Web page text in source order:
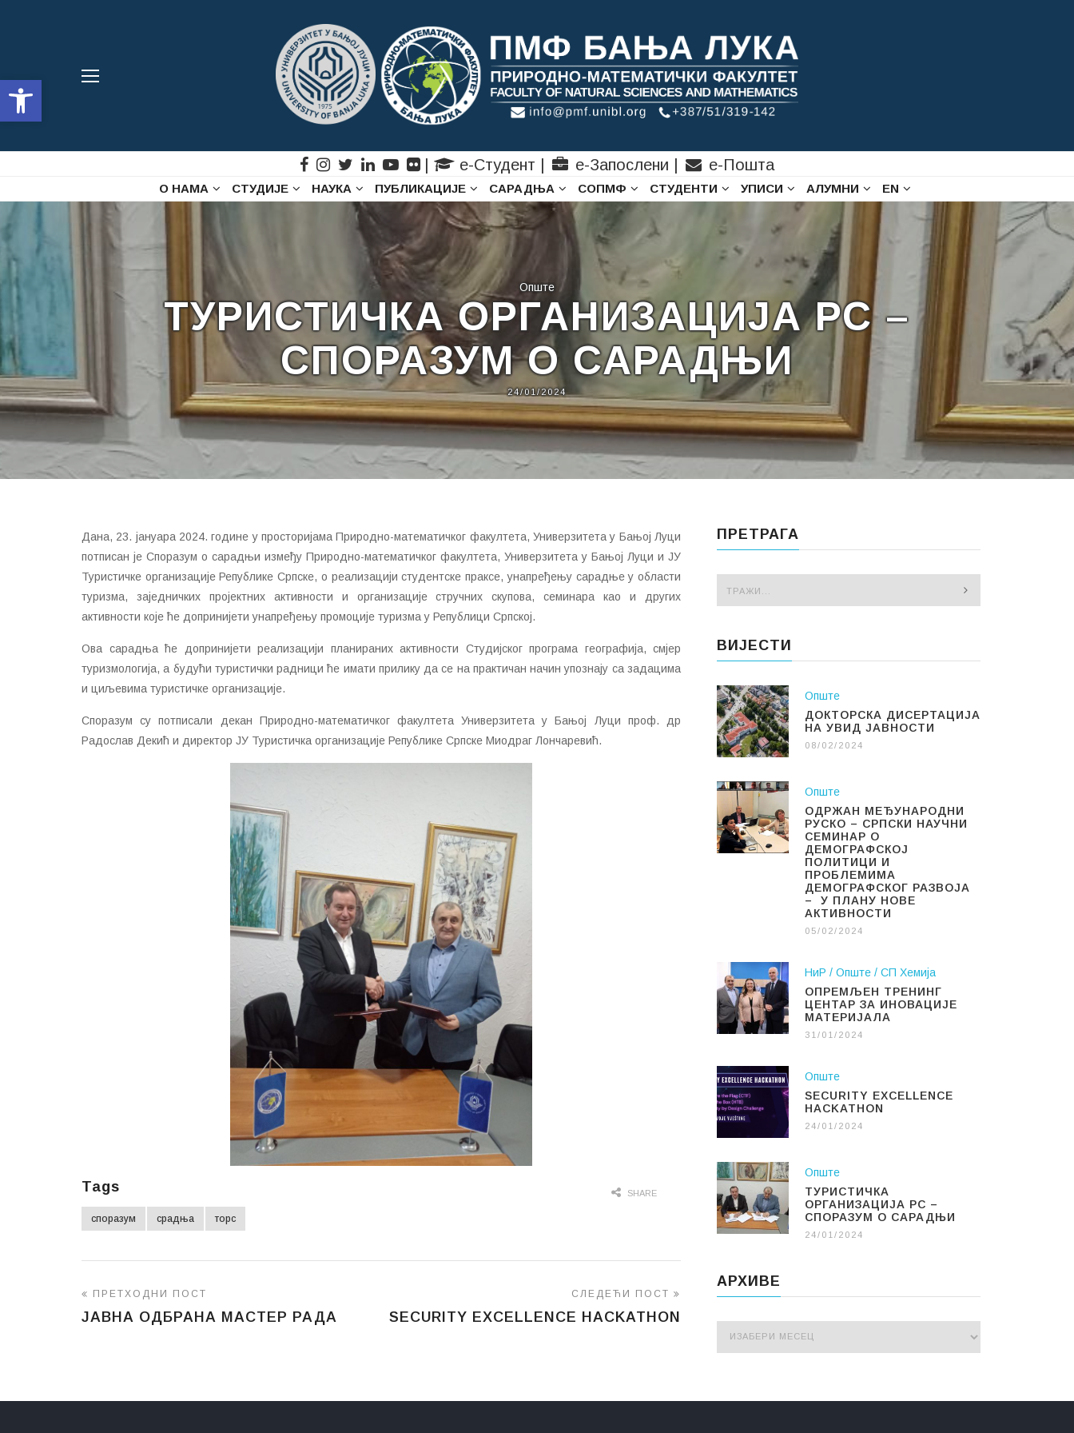
Open toolbar
| е-Студент е-Запослени е-Пошта
О НАМА СТУДИЈЕ НАУКА ПУБЛИКАЦИЈЕ САРАДЊА СОПМФ СТУДЕНТИ УПИСИ АЛУМНИ EN
Опште
ТУРИСТИЧКА ОРГАНИЗАЦИЈА РС –
СПОРАЗУМ О САРАДЊИ
24/01/2024
Дана, 23. јануара 2024. године у просторијама Природно-математичког факултета, Универзитета у Бањој Луци
потписан је Споразум о сарадњи између Природно-математичког факултета, Универзитета у Бањој Луци и ЈУ
Туристичке организације Републике Српске, о реализацији студентске праксе, унапређењу сарадње у области
туризма, заједничких пројектних активности и организације стручних скупова, семинара као и других
активности које ће допринијети унапређењу промоције туризма у Републици Српској.
Ова сарадња ће допринијети реализацији планираних активности Студијског програма географија, смјер
туризмологија, а будући туристички радници ће имати прилику да се на практичан начин упознају са задацима
и циљевима туристичке организације.
Споразум су потписали декан Природно-математичког факултета Универзитета у Бањој Луци проф. др
Радослав Декић и директор ЈУ Туристичка организације Републике Српске Миодраг Лончаревић.
Tags
споразум срадња торс
SHARE
ПРЕТХОДНИ ПОСТ
ЈАВНА ОДБРАНА МАСТЕР РАДА
СЛЕДЕЋИ ПОСТ
SECURITY EXCELLENCE HACKATHON
ПРЕТРАГА
ВИЈЕСТИ
Опште
ДОКТОРСКА ДИСЕРТАЦИЈА
НА УВИД ЈАВНОСТИ
08/02/2024
Опште
ОДРЖАН МЕЂУНАРОДНИ
РУСКО – СРПСКИ НАУЧНИ
СЕМИНАР О
ДЕМОГРАФСКОЈ
ПОЛИТИЦИ И
ПРОБЛЕМИМА
ДЕМОГРАФСКОГ РАЗВОЈА
– У ПЛАНУ НОВЕ
АКТИВНОСТИ
05/02/2024
НиР Опште
СП Хемија
ОПРЕМЉЕН ТРЕНИНГ
ЦЕНТАР ЗА ИНОВАЦИЈЕ
МАТЕРИЈАЛА
31/01/2024
Опште
SECURITY EXCELLENCE
HACKATHON
24/01/2024
Опште
ТУРИСТИЧКА
ОРГАНИЗАЦИЈА РС –
СПОРАЗУМ О САРАДЊИ
24/01/2024
АРХИВЕ